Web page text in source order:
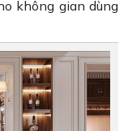
không gian dùng